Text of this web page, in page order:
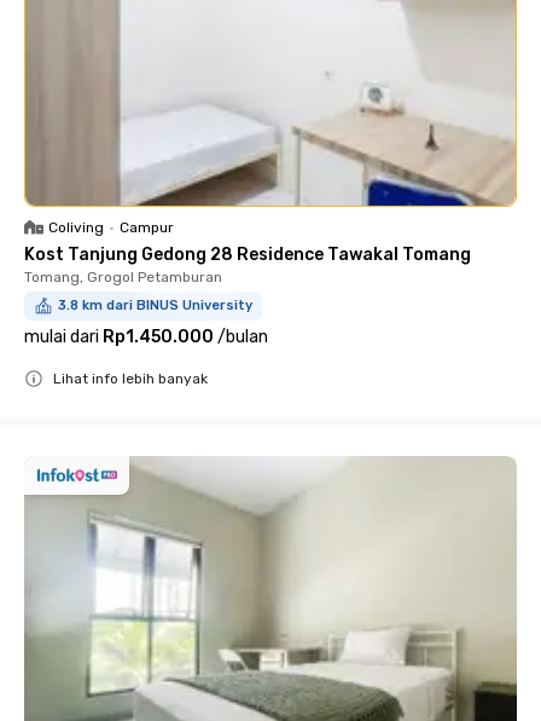
Coliving • Campur
Kost Tanjung Gedong 28 Residence Tawakal Tomang
Tomang, Grogol Petamburan
3.8 km dari BINUS University
mulai dari Rp1.450.000 /bulan
Lihat info lebih banyak